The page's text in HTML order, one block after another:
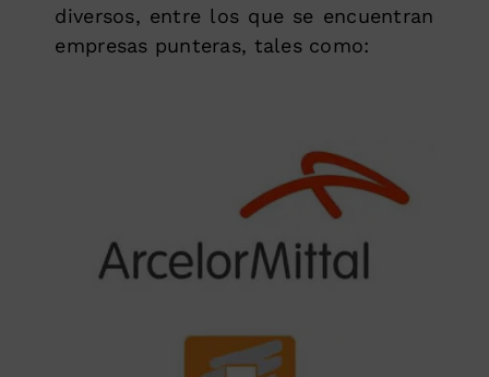
diversos, entre los que se encuentran
empresas punteras, tales como: